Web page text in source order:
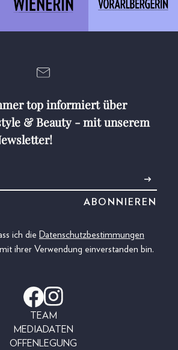
top informiert über
& Beauty - mit unserem
ich die Datenschutzbestimmungen
ihrer Verwendung einverstanden bin.
TEAM
MEDIADATEN
OFFENLEGUNG